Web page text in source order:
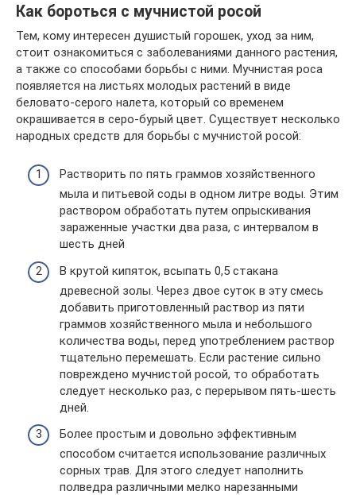
Как бороться с мучнистой росой
Тем, кому интересен душистый горошек, уход за ним,
стоит ознакомиться с заболеваниями данного растения,
а также со способами борьбы с ними. Мучнистая роса
появляется на листьях молодых растений в виде
беловато-серого налета, который со временем
окрашивается в серо-бурый цвет. Существует несколько
народных средств для борьбы с мучнистой росой:
Растворить по пять граммов хозяйственного
мыла и питьевой соды в одном литре воды. Этим
раствором обработать путем опрыскивания
зараженные участки два раза, с интервалом в
шесть дней
В крутой кипяток, всыпать 0,5 стакана
древесной золы. Через двое суток в эту смесь
добавить приготовленный раствор из пяти
граммов хозяйственного мыла и небольшого
количества воды, перед употреблением раствор
тщательно перемешать. Если растение сильно
повреждено мучнистой росой, то обработать
следует несколько раз, с перерывом пять-шесть
дней.
Более простым и довольно эффективным
способом считается использование различных
сорных трав. Для этого следует наполнить
полведра различными мелко нарезанными